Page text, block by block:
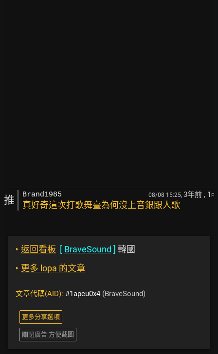
推 Brand1985 08/08 15:25, 3年前 , 1 F
真好奇這次打歌舞臺為何沒上音銀跟人歌
‣ 返回看板 [ BraveSound ] 韓國
‣ 更多 lopa 的文章
文章代碼(AID): #1apcu0x4 (BraveSound)
更多分享選項
關閉廣告 方便截圖